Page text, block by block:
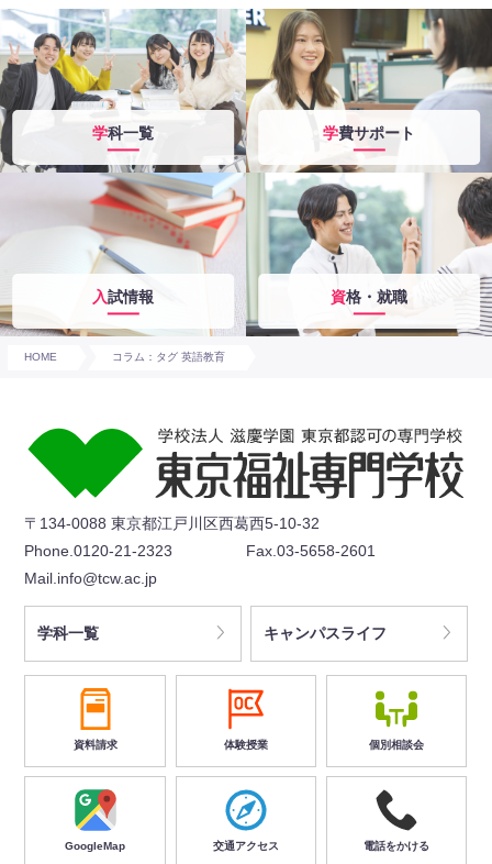
学科一覧 学費サポート
入試情報 資格・就職
HOME コラム：タグ 英語教育
〒134-0088 東京都江戸川区西葛西5-10-32
Phone.0120-21-2323
Fax.03-5658-2601
Mail.info@tcw.ac.jp
学科一覧 キャンパスライフ
資料請求 体験授業 個別相談会
GoogleMap 交通アクセス 電話をかける